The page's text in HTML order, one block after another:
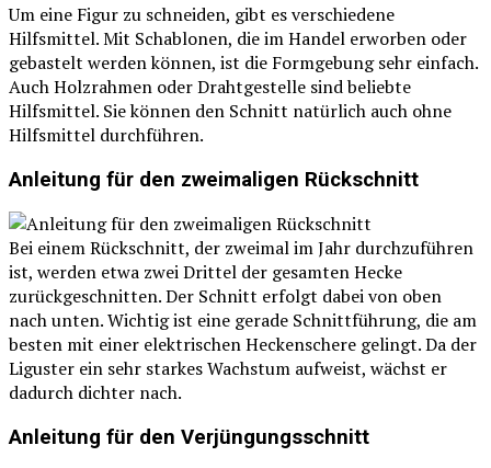
Um eine Figur zu schneiden, gibt es verschiedene
Hilfsmittel. Mit Schablonen, die im Handel erworben oder
gebastelt werden können, ist die Formgebung sehr einfach.
Auch Holzrahmen oder Drahtgestelle sind beliebte
Hilfsmittel. Sie können den Schnitt natürlich auch ohne
Hilfsmittel durchführen.
Anleitung für den zweimaligen Rückschnitt
Bei einem Rückschnitt, der zweimal im Jahr durchzuführen
ist, werden etwa zwei Drittel der gesamten Hecke
zurückgeschnitten. Der Schnitt erfolgt dabei von oben
nach unten. Wichtig ist eine gerade Schnittführung, die am
besten mit einer elektrischen Heckenschere gelingt. Da der
Liguster ein sehr starkes Wachstum aufweist, wächst er
dadurch dichter nach.
Anleitung für den Verjüngungsschnitt